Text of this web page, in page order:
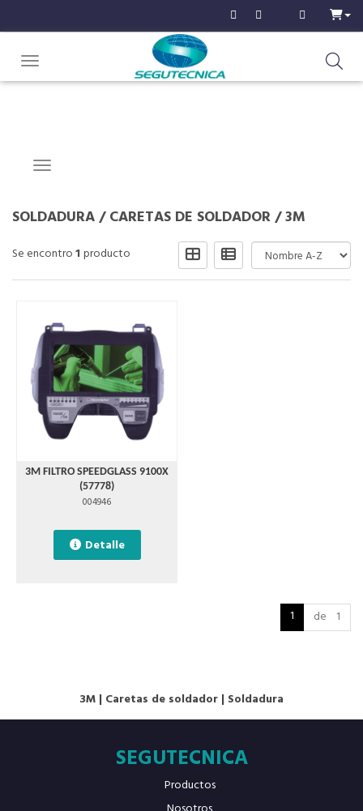
Toggle navigation
Navigation ein-/ausblenden
SOLDADURA/CARETAS DE SOLDADOR/3M
Se encontro1 producto
3M FILTRO SPEEDGLASS 9100X
(57778)
004946
Detalle
1 de 1
3M | Caretas de soldador | Soldadura
SEGUTECNICA
Productos